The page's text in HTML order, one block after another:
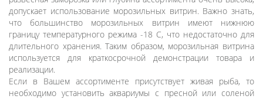
допускает использование морозильных витрин. Важно знать,
что большинство морозильных витрин имеют нижнюю
границу температурного режима -18 С, что недостаточно для
длительного хранения. Таким образом, морозильная витрина
используется для краткосрочной демонстрации товара и
реализации.
Если в Вашем ассортименте присутствует живая рыба, то
необходимо установить аквариумы с пресной или соленой